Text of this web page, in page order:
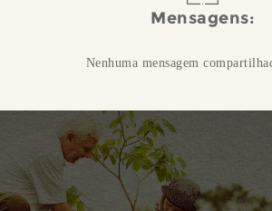
Mensagens:
Nenhuma mensagem